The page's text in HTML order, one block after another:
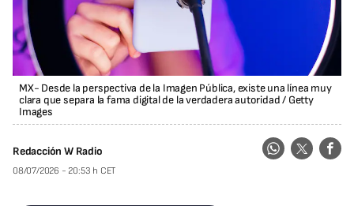
MX- Desde la perspectiva de la Imagen Pública, existe una línea muy
clara que separa la fama digital de la verdadera autoridad/ Getty
Images
Redacción W Radio
08/07/2026 - 20:53 h CET